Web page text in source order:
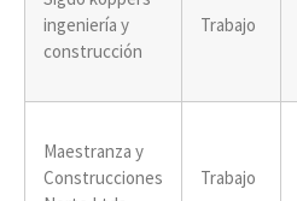
ingeniería y
construcción
Trabajo
Maestranza y
Construcciones
Trabajo